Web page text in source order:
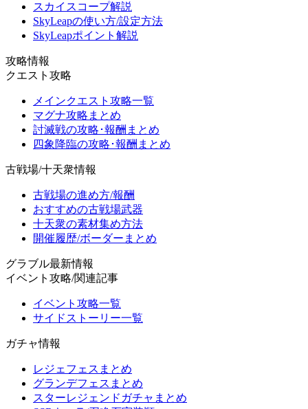
スカイスコープ解説
SkyLeapの使い方/設定方法
SkyLeapポイント解説
攻略情報
クエスト攻略
メインクエスト攻略一覧
マグナ攻略まとめ
討滅戦の攻略･報酬まとめ
四象降臨の攻略･報酬まとめ
古戦場/十天衆情報
古戦場の進め方/報酬
おすすめの古戦場武器
十天衆の素材集め方法
開催履歴/ボーダーまとめ
グラブル最新情報
イベント攻略/関連記事
イベント攻略一覧
サイドストーリー一覧
ガチャ情報
レジェフェスまとめ
グランデフェスまとめ
スターレジェンドガチャまとめ